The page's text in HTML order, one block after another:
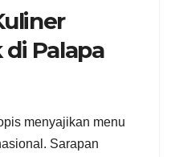
Palapa
menyajikan menu
Sarapan